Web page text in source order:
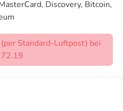
Discovery, Bitcoin,
Standard-Luftpost) bei